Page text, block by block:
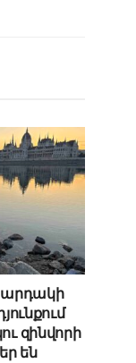
զինվորի
են